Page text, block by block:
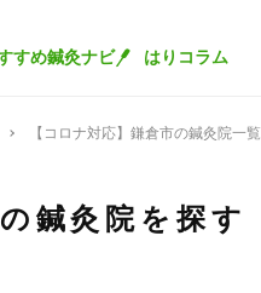
すめ鍼灸ナビ はりコラム
【コロナ対応】鎌倉市の鍼灸院一覧
鍼灸院を探す